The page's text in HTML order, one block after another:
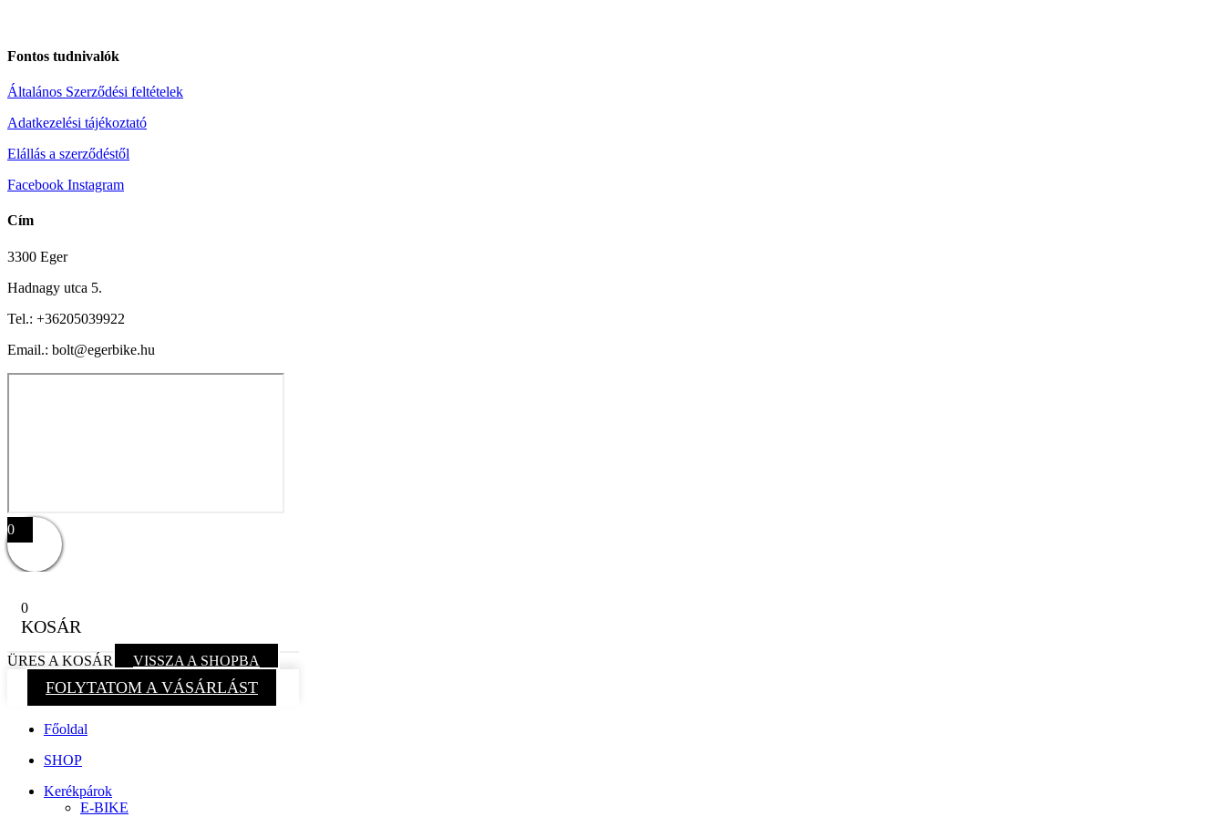
Fontos tudnivalók
Általános Szerződési feltételek
Adatkezelési tájékoztató
Elállás a szerződéstől
Facebook Instagram
Cím
3300 Eger
Hadnagy utca 5.
Tel.: +36205039922
Email.: bolt@egerbike.hu
0
0
KOSÁR
ÜRES A KOSÁR VISSZA A SHOPBA
FOLYTATOM A VÁSÁRLÁST
Főoldal
SHOP
Kerékpárok
E-BIKE